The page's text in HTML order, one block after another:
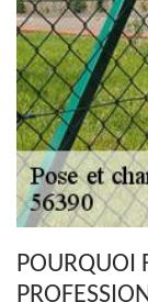
POURQUOI